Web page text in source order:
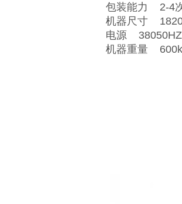
包装能力 2-4
机器尺寸
电源
机器重量